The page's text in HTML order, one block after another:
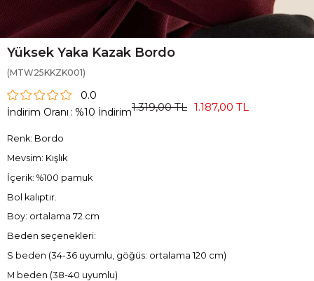
Yüksek Yaka Kazak Bordo
(MTW25KKZK001)
0.0
İndirim Oranı : %10 İndirim1.319,00 TL 1.187,00 TL
Renk: Bordo
Mevsim: Kışlık
İçerik: %100 pamuk
Bol kalıptır.
Boy: ortalama 72 cm
Beden seçenekleri:
S beden (34-36 uyumlu, göğüs: ortalama 120 cm)
M beden (38-40 uyumlu)